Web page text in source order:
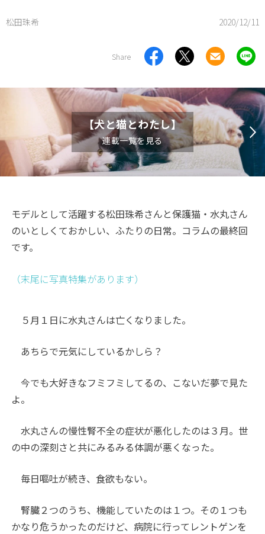
松田珠希 2020/12/11
Share
【犬と猫とわたし】
連載一覧を見る
モデルとして活躍する松田珠希さんと保護猫・水丸さん
のいとしくておかしい、ふたりの日常。コラムの最終回
です。
（末尾に写真特集があります）
５月１日に水丸さんは亡くなりました。
あちらで元気にしているかしら？
今でも大好きなフミフミしてるの、こないだ夢で見た
よ。
水丸さんの慢性腎不全の症状が悪化したのは３月。世
の中の深刻さと共にみるみる体調が悪くなった。
毎日嘔吐が続き、食欲もない。
腎臓２つのうち、機能していたのは１つ。その１つも
かなり危うかったのだけど、病院に行ってレントゲンを